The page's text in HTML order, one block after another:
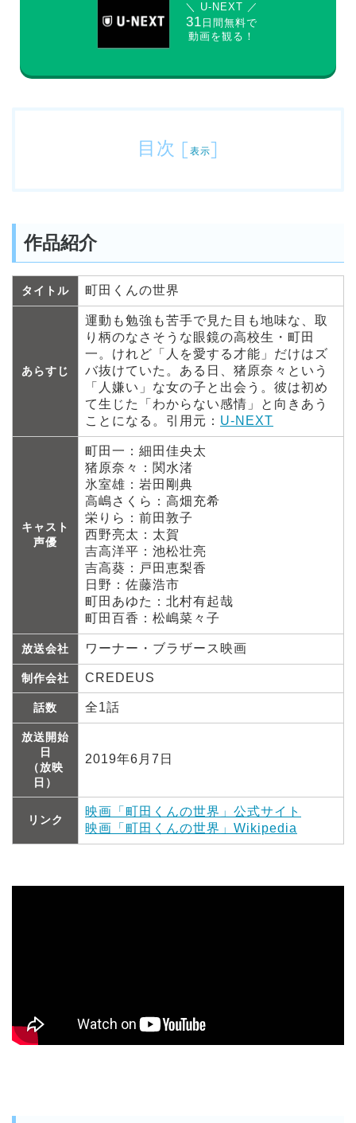
＼ U-NEXT ／
31 日間無料で
動画を観る！
目次 [ 表示]
作品紹介
タイトル 町田くんの世界
あらすじ
運動も勉強も苦手で見た目も地味な、取
り柄のなさそうな眼鏡の高校生・町田
一。けれど「人を愛する才能」だけはズ
バ抜けていた。ある日、猪原奈々という
「人嫌い」な女の子と出会う。彼は初め
て生じた「わからない感情」と向きあう
ことになる。引用元： U-NEXT
キャスト
声優
町田一：細田佳央太
猪原奈々：関水渚
氷室雄：岩田剛典
高嶋さくら：高畑充希
栄りら：前田敦子
西野亮太：太賀
吉高洋平：池松壮亮
吉高葵：戸田恵梨香
日野：佐藤浩市
町田あゆた：北村有起哉
町田百香：松嶋菜々子
放送会社 ワーナー・ブラザース映画
制作会社 CREDEUS
話数 全1話
放送開始
日
（放映
日）
2019年6月7日
リンク
映画「町田くんの世界」公式サイト
映画「町田くんの世界」Wikipedia